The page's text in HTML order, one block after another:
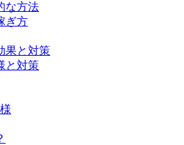
な方法
ぎ方
果と対策
と対策